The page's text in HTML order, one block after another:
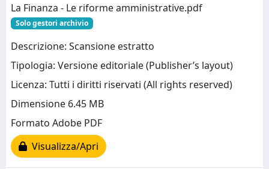
La Finanza - Le riforme amministrative.pdf
Solo gestori archivio
Descrizione: Scansione estratto
Tipologia: Versione editoriale (Publisher’s layout)
Licenza: Tutti i diritti riservati (All rights reserved)
Dimensione 6.45 MB
Formato Adobe PDF
Visualizza/Apri